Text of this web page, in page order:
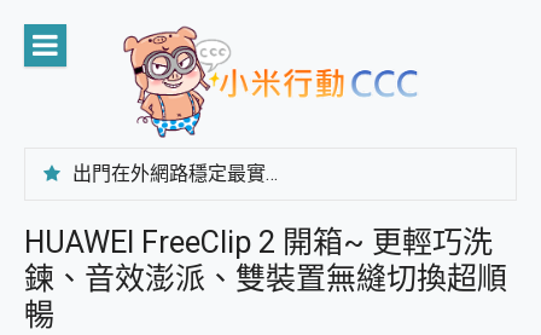
content
出門在外網路穩定最實在 「台灣大哥大」榮獲 4G/5G 在線率全球 NO.3 全台第一與全台六冠王實測心得，走到哪順到哪！
CP 值天花板~ Bongcom BS5 足球君開箱~ 短焦投影機 3千元就能擁有！ 折扣碼在這～
專為 PC上的 XBOX和掌機設計的 FireCuda X1070 SSD 固態硬碟開箱 評測
台灣製攝影機在這裡，100%全無線設計 SpotCam Solo Eco 太陽能防水雲端攝影機 SpotCam Solo 3 2.5K高畫質戶外攝影機 開箱 評測
HUAWEI FreeClip 2 開箱~ 更輕巧洗
鍊、音效澎派、雙裝置無縫切換超順
暢